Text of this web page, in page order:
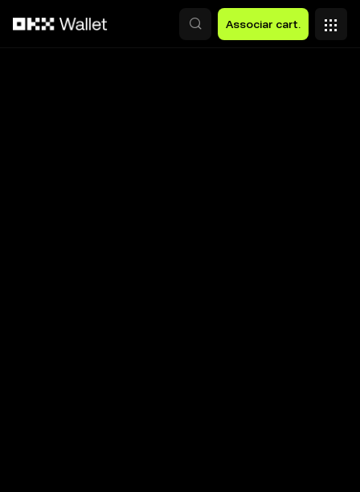
Associar cart.